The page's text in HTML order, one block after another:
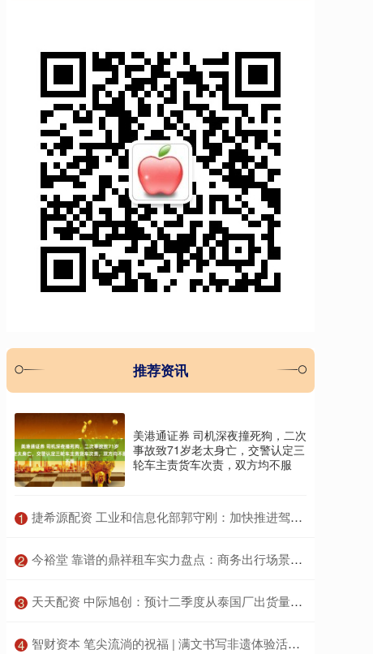
推荐资讯
美港通证券 司机深夜撞死狗，二次
事故致71岁老太身亡，交警认定三
轮车主责货车次责，双方均不服
1 ​捷希源配资 工业和信息化部郭守刚：加快推进驾驶自动化、碰撞安全等重点标准研制
2 ​今裕堂 靠谱的鼎祥租车实力盘点：商务出行场景下的服务保障解析
3 ​天天配资 中际旭创：预计二季度从泰国厂出货量已能满足北美客户订单需求
4 ​智财资本 笔尖流淌的祝福 | 满文书写非遗体验活动圆满举行